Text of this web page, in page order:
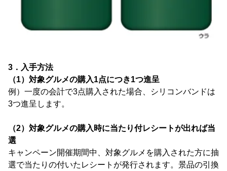
3．入手方法
（1）対象グルメの購入1点につき1つ進呈
例）一度の会計で3点購入された場合、シリコンバンドは
3つ進呈します。
（2）対象グルメの購入時に当たり付レシートが出れば当
選
キャンペーン開催期間中、対象グルメを購入された方に抽
選で当たりの付いたレシートが発行されます。景品の引換